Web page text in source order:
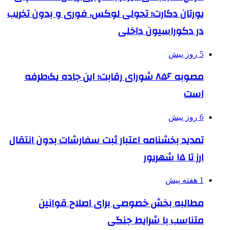
یورتان دکارت؛ تحولی لوکس، فوری و بدون تخریب
در دکوراسیون داخلی
5 روز پیش
مصوبه ۸۵۶ شورای رقابت؛ این جاده یک‌طرفه
است
6 روز پیش
تمدید بخشنامه اعتبار ثبت سفارشات بدون انتقال
ارز تا ۱۵ شهریور
1 هفته پیش
مطالبه بخش خصوصی برای اصلاح قوانین
متناسب با شرایط جنگی